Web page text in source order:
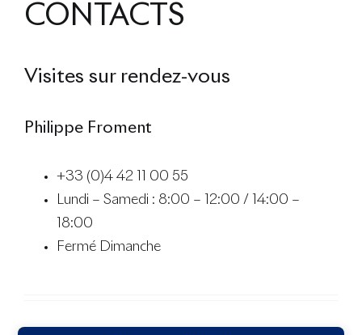
CONTACTS
Visites sur rendez-vous
Philippe Froment
+33 (0)4 42 11 00 55
Lundi – Samedi : 8:00 – 12:00 / 14:00 –
18:00
Fermé Dimanche